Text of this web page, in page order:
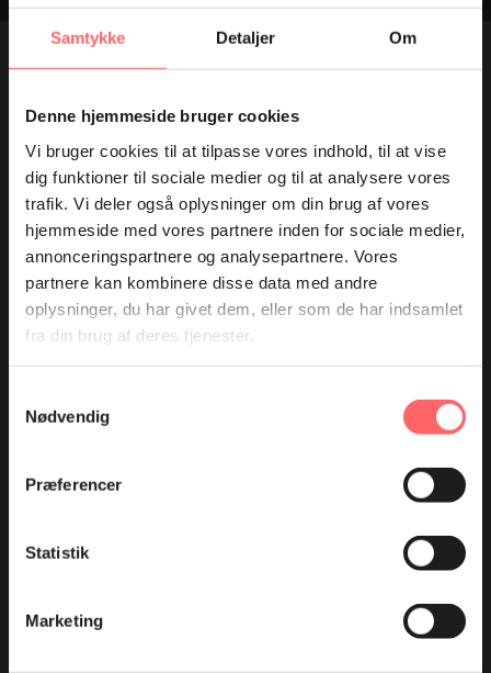
Samtykke Detaljer Om
Denne hjemmeside bruger cookies
Vi bruger cookies til at tilpasse vores indhold, til at vise
dig funktioner til sociale medier og til at analysere vores
trafik. Vi deler også oplysninger om din brug af vores
hjemmeside med vores partnere inden for sociale medier,
annonceringspartnere og analysepartnere. Vores
partnere kan kombinere disse data med andre
oplysninger, du har givet dem, eller som de har indsamlet
fra din brug af deres tjenester.
Nødvendig
Præferencer
Statistik
Marketing
Tilmeld dig vores nyhedsbrev
DTDA - Fagbevægelsens Udviklingssamarbejde arbejder for
at fremme demokrati, rettigheder og ordentlige vilkår for
arbejdsmarkedet i udviklingslandene. Vi er tilknyttet
Fagbevægelsens Hovedorganisation, og danske
fagforbund udgør vores bestyrelse.
Vores arbejde
Vores bidrag til FN's verdensmål
Arkiv